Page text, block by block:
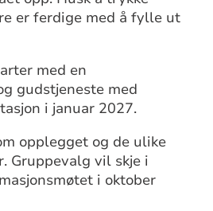
er ferdige med å fylle ut
med en
gudstjeneste med
i januar 2027.
opplegget og de ulike
Gruppevalg vil skje i
i oktober